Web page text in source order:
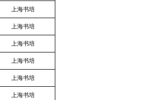
上海书培
上海书培
上海书培
上海书培
上海书培
上海书培